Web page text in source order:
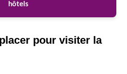
hôtels
pour visiter la